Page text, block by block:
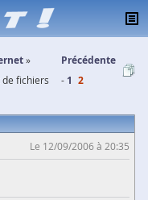
fichiers
Précédente
1 2
Le 12/09/2006 à 20:35